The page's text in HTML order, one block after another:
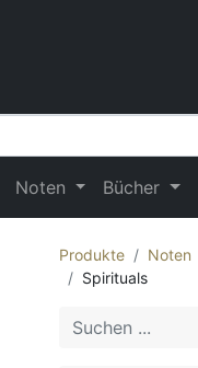
Noten Bücher
Produkte Noten
Spirituals